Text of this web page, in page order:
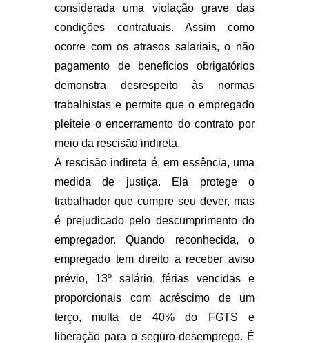
considerada uma violação grave das
condições contratuais. Assim como
ocorre com os atrasos salariais, o não
pagamento de benefícios obrigatórios
demonstra desrespeito às normas
trabalhistas e permite que o empregado
pleiteie o encerramento do contrato por
meio da rescisão indireta.
A rescisão indireta é, em essência, uma
medida de justiça. Ela protege o
trabalhador que cumpre seu dever, mas
é prejudicado pelo descumprimento do
empregador. Quando reconhecida, o
empregado tem direito a receber aviso
prévio, 13º salário, férias vencidas e
proporcionais com acréscimo de um
terço, multa de 40% do FGTS e
liberação para o seguro-desemprego. É